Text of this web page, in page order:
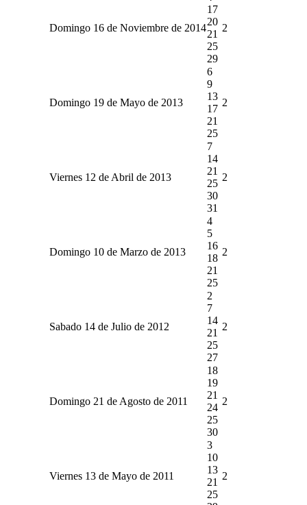
Domingo 16 de Noviembre de 2014
17
20
21
25
29
2
Domingo 19 de Mayo de 2013
6
9
13
17
21
25
2
Viernes 12 de Abril de 2013
7
14
21
25
30
31
2
Domingo 10 de Marzo de 2013
4
5
16
18
21
25
2
Sabado 14 de Julio de 2012
2
7
14
21
25
27
2
Domingo 21 de Agosto de 2011
18
19
21
24
25
30
2
Viernes 13 de Mayo de 2011
3
10
13
21
25
2